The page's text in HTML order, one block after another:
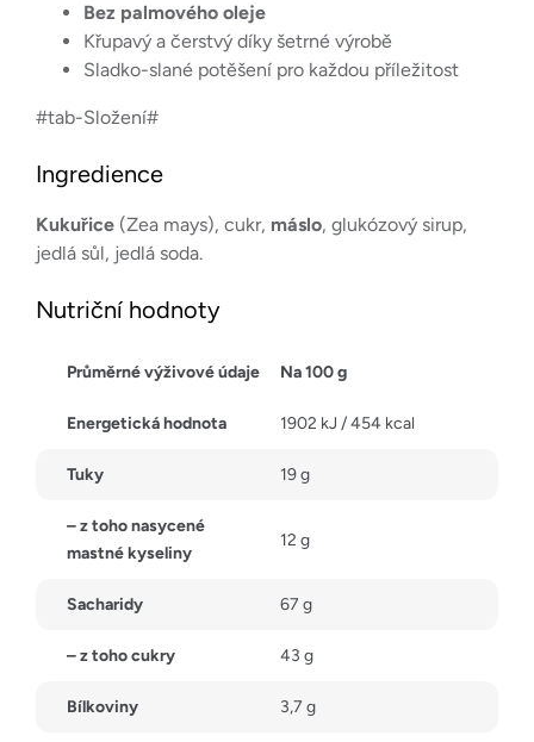
Bez palmového oleje
Křupavý a čerstvý díky šetrné výrobě
Sladko-slané potěšení pro každou příležitost
#tab-Složení#
Ingredience
Kukuřice (Zea mays), cukr, máslo, glukózový sirup,
jedlá sůl, jedlá soda.
Nutriční hodnoty
Průměrné výživové údaje Na 100 g
Energetická hodnota 1902 kJ / 454 kcal
Tuky 19 g
– z toho nasycené
mastné kyseliny
12 g
Sacharidy 67 g
– z toho cukry 43 g
Bílkoviny 3,7 g